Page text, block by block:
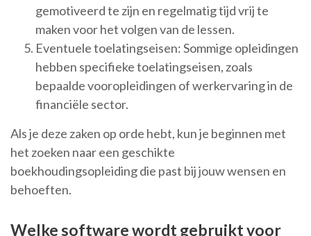
gemotiveerd te zijn en regelmatig tijd vrij te
maken voor het volgen van de lessen.
Eventuele toelatingseisen: Sommige opleidingen
hebben specifieke toelatingseisen, zoals
bepaalde vooropleidingen of werkervaring in de
financiële sector.
Als je deze zaken op orde hebt, kun je beginnen met
het zoeken naar een geschikte
boekhoudingsopleiding die past bij jouw wensen en
behoeften.
Welke software wordt gebruikt voor